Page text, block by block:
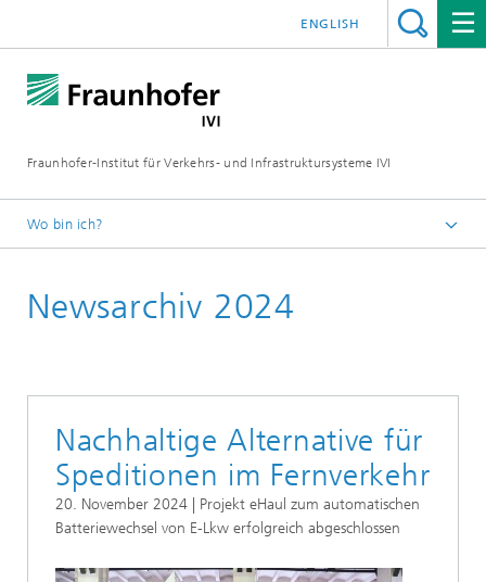
Fraunhofer-Institut für Verkehrs- und Infrastruktursysteme IVI
ENGLISH
Wo bin ich?
Newsarchiv 2024
Nachhaltige Alternative für
Speditionen im Fernverkehr
20. November 2024 | Projekt eHaul zum automatischen
Batteriewechsel von E-Lkw erfolgreich abgeschlossen